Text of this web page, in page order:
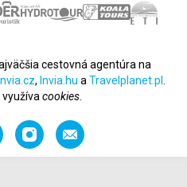
cestovná agentúra na
Invia.cz, Invia.hu a Travelplanet.pl
cookies.
InstagramOdporučiť